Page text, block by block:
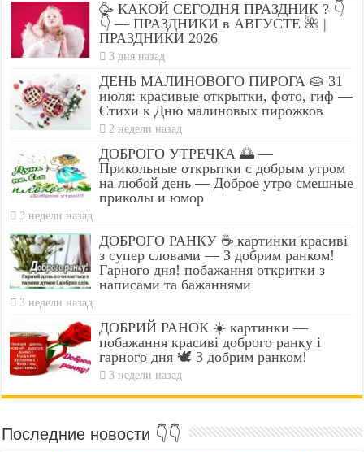
🥳 КАКОЙ СЕГОДНЯ ПРАЗДНИК ? 👇
👇 — ПРАЗДНИКИ в АВГУСТЕ 🌺 |
ПРАЗДНИКИ 2026
3 дня назад
ДЕНЬ МАЛИНОВОГО ПИРОГА 🥧 31
июля: красивые открытки, фото, гиф —
Стихи к Дню малиновых пирожков
2 недели назад
ДОБРОГО УТРЕЧКА 🌅 —
Прикольные открытки с добрым утром
на любой день — Доброе утро смешные
приколы и юмор
3 недели назад
ДОБРОГО РАНКУ ☕ картинки красиві
з супер словами — З добрим ранком!
Гарного дня! побажання откритки з
написами та бажаннями
3 недели назад
ДОБРИЙ РАНОК ☀️ картинки —
побажання красиві доброго ранку і
гарного дня 🕊️ З добрим ранком!
3 недели назад
Последние новости 👇👇